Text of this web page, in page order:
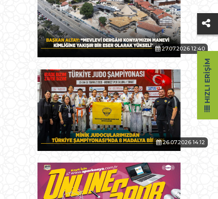
27.07.2026 12:40
26.07.2026 14:12
HIZLI ERIŞIM